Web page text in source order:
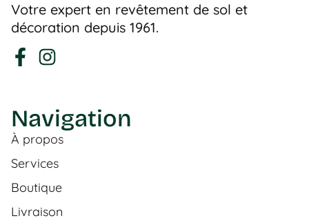
Votre expert en revêtement de sol et
décoration depuis 1961.
Navigation
À propos
Services
Boutique
Livraison